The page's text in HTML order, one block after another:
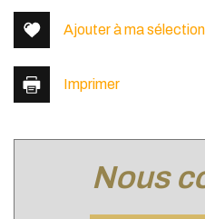
Ajouter à ma sélection
Imprimer
nous